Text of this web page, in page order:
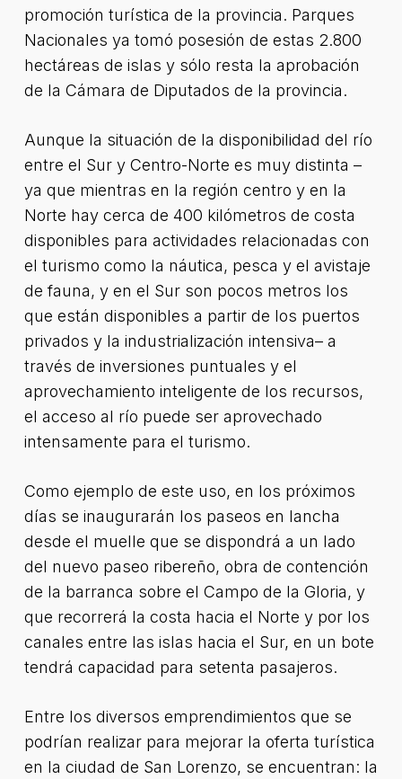
promoción turística de la provincia. Parques
Nacionales ya tomó posesión de estas 2.800
hectáreas de islas y sólo resta la aprobación
de la Cámara de Diputados de la provincia.
Aunque la situación de la disponibilidad del río
entre el Sur y Centro-Norte es muy distinta –
ya que mientras en la región centro y en la
Norte hay cerca de 400 kilómetros de costa
disponibles para actividades relacionadas con
el turismo como la náutica, pesca y el avistaje
de fauna, y en el Sur son pocos metros los
que están disponibles a partir de los puertos
privados y la industrialización intensiva– a
través de inversiones puntuales y el
aprovechamiento inteligente de los recursos,
el acceso al río puede ser aprovechado
intensamente para el turismo.
Como ejemplo de este uso, en los próximos
días se inaugurarán los paseos en lancha
desde el muelle que se dispondrá a un lado
del nuevo paseo ribereño, obra de contención
de la barranca sobre el Campo de la Gloria, y
que recorrerá la costa hacia el Norte y por los
canales entre las islas hacia el Sur, en un bote
tendrá capacidad para setenta pasajeros.
Entre los diversos emprendimientos que se
podrían realizar para mejorar la oferta turística
en la ciudad de San Lorenzo, se encuentran: la